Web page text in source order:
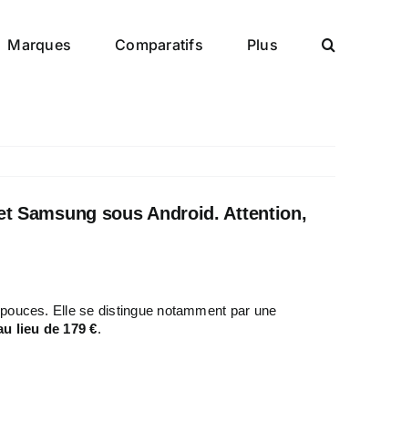
Marques Comparatifs Plus
Samsung sous Android. Attention,
Elle se distingue notamment par une
lieu de 179 €.